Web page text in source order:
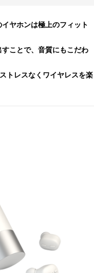
ヤホンは極上のフィット
ことで、音質にもこだわ
トレスなくワイヤレスを楽